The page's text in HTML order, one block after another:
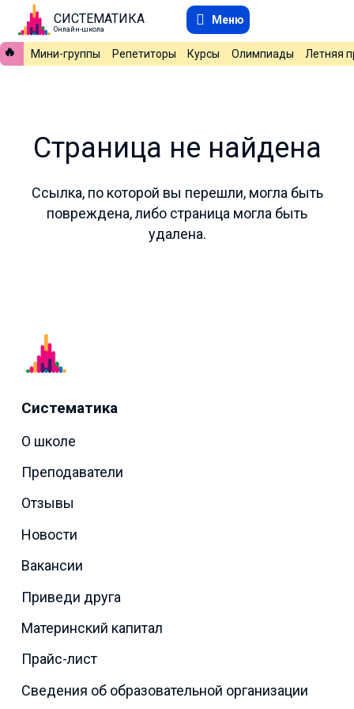
СИСТЕМАТИКА
Онлайн-школа
Меню
🔥 Мини-группы Репетиторы Курсы Олимпиады Летняя
Страница не найдена
Ссылка, по которой вы перешли, могла быть
повреждена, либо страница могла быть
удалена.
Систематика
О школе
Преподаватели
Отзывы
Новости
Вакансии
Приведи друга
Материнский капитал
Прайс-лист
Сведения об образовательной организации